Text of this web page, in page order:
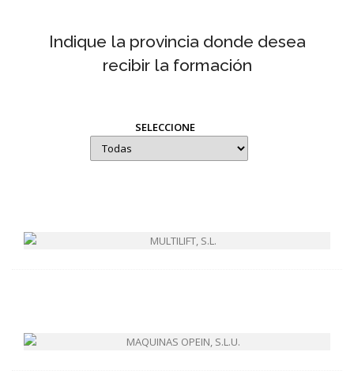
Indique la provincia donde desea
recibir la formación
SELECCIONE